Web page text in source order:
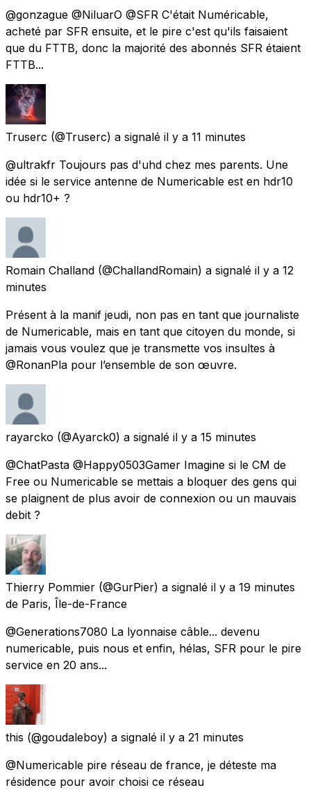
@gonzague @NiluarO @SFR C'était Numéricable,
acheté par SFR ensuite, et le pire c'est qu'ils faisaient
que du FTTB, donc la majorité des abonnés SFR étaient
FTTB...
Truserc (@Truserc) a signalé il y a 11 minutes
@ultrakfr Toujours pas d'uhd chez mes parents. Une
idée si le service antenne de Numericable est en hdr10
ou hdr10+ ?
Romain Challand (@ChallandRomain) a signalé il y a 12
minutes
Présent à la manif jeudi, non pas en tant que journaliste
de Numericable, mais en tant que citoyen du monde, si
jamais vous voulez que je transmette vos insultes à
@RonanPla pour l’ensemble de son œuvre.
rayarcko (@Ayarck0) a signalé il y a 15 minutes
@ChatPasta @Happy0503Gamer Imagine si le CM de
Free ou Numericable se mettais a bloquer des gens qui
se plaignent de plus avoir de connexion ou un mauvais
debit ?
Thierry Pommier (@GurPier) a signalé il y a 19 minutes
de Paris, Île-de-France
@Generations7080 La lyonnaise câble... devenu
numericable, puis nous et enfin, hélas, SFR pour le pire
service en 20 ans...
this (@goudaleboy) a signalé il y a 21 minutes
@Numericable pire réseau de france, je déteste ma
résidence pour avoir choisi ce réseau